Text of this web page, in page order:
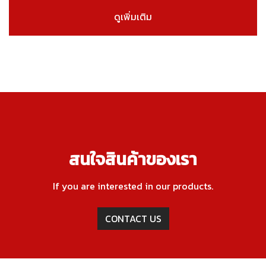
ดูเพิ่มเติม
สนใจสินค้าของเรา
If you are interested in our products.
CONTACT US